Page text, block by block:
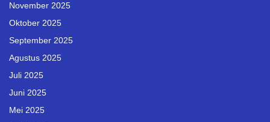
November 2025
Oktober 2025
September 2025
Agustus 2025
Juli 2025
Juni 2025
Mei 2025